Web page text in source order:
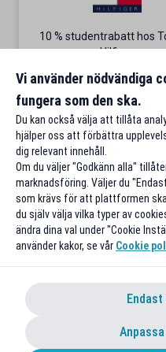
10 % studentrabatt hos
Hilfiger
Gäller på ordinarie pris
Till rabatten
Vi använder nödvändiga
fungera som den ska.
Du kan också välja att tillåta
hjälper oss att förbättra
dig relevant innehåll.
Om du väljer "Godkänn alla"
marknadsföring. Väljer du
som krävs för att plattformen
du själv välja vilka typer av
ändra dina val under "Cookie
använder kakor, se vår Cookie